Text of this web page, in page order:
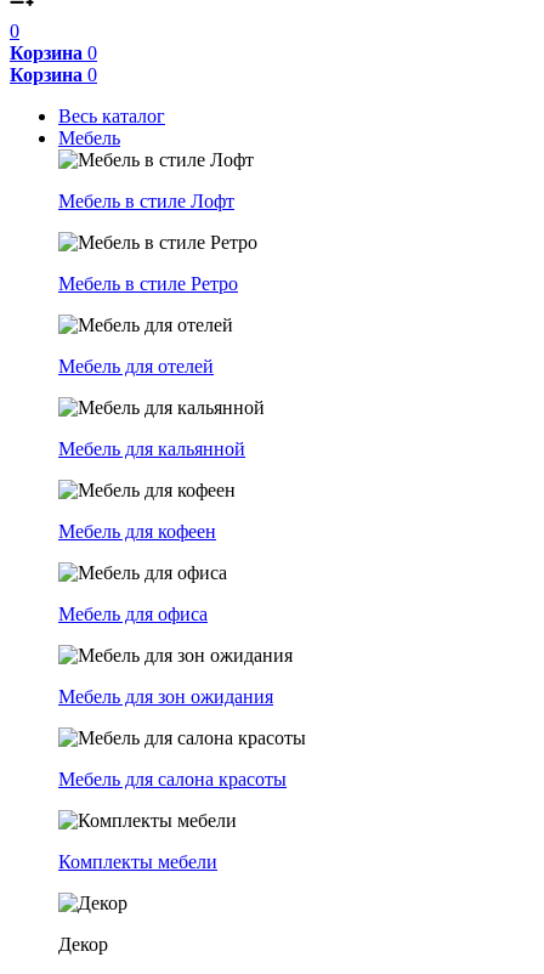
0
Корзина 0
Корзина 0
Весь каталог
Мебель
Мебель в стиле Лофт
Мебель в стиле Ретро
Мебель для отелей
Мебель для кальянной
Мебель для кофеен
Мебель для офиса
Мебель для зон ожидания
Мебель для салона красоты
Комплекты мебели
Декор